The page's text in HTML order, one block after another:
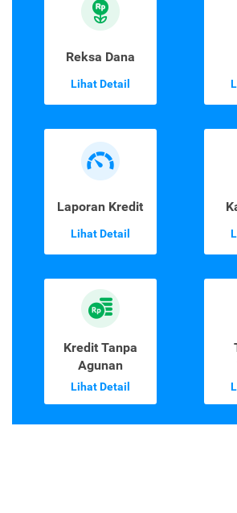
Reksa Dana
Lihat Detail
Laporan Kredit
Lihat Detail
Kredit Tanpa
Agunan
Lihat Detail